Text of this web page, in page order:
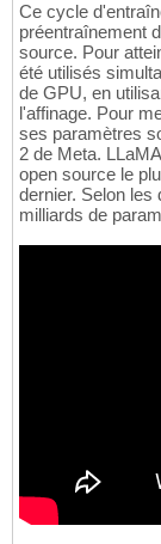
Ce cycle
préentraînement
source. Pour
été utilisés
de GPU, en
l'affinage. Pour
ses paramètres
2 de Meta.
open source le
dernier. Selon les
milliards de